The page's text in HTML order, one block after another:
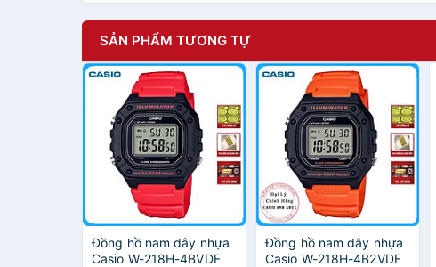
SẢN PHẨM TƯƠNG TỰ
Đồng hồ nam dây nhựa
Casio W-218H-4BVDF
Đồng hồ nam dây nhựa
Casio W-218H-4B2VDF